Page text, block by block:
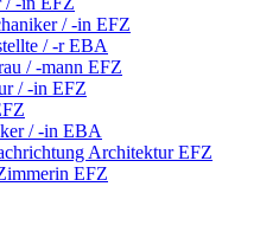
/ -in EFZ
/ -r EBA
/ -mann EFZ
/ -in EFZ
/ -in EBA
Architektur EFZ
EFZ